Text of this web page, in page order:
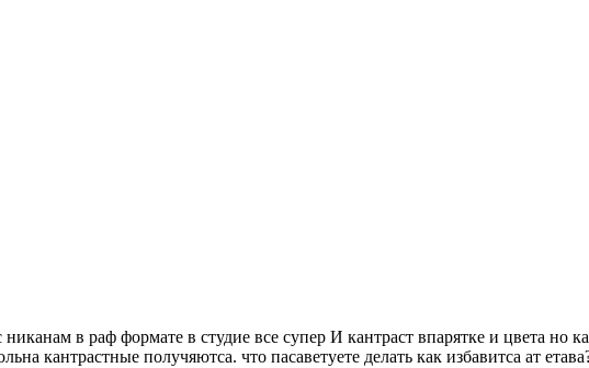
в раф формате в студие все супер И кантраст впарятке и цвета но
кантрастные получяютса. что пасаветуете делать как избавитса ат